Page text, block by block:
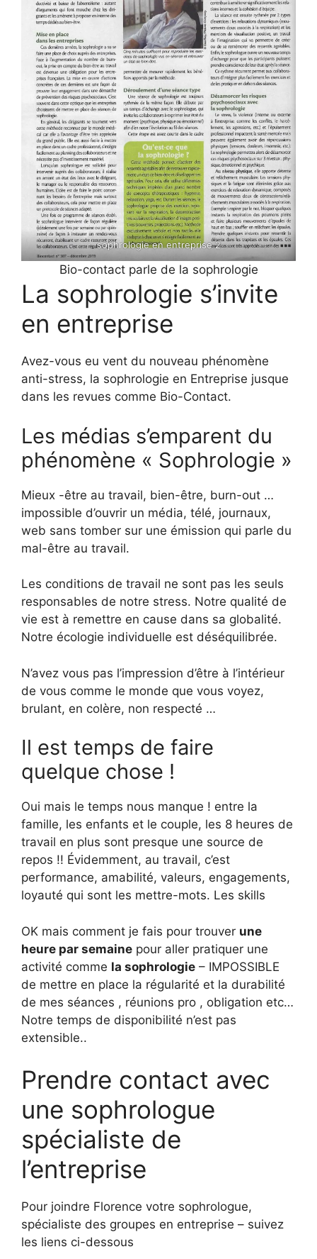
sophrologie en entreprise 2
Bio-contact parle de la sophrologie
La sophrologie s’invite
en entreprise
Avez-vous eu vent du nouveau phénomène
anti-stress, la sophrologie en Entreprise jusque
dans les revues comme Bio-Contact.
Les médias s’emparent du
phénomène « Sophrologie »
Mieux -être au travail, bien-être, burn-out …
impossible d’ouvrir un média, télé, journaux,
web sans tomber sur une émission qui parle du
mal-être au travail.
Les conditions de travail ne sont pas les seuls
responsables de notre stress. Notre qualité de
vie est à remettre en cause dans sa globalité.
Notre écologie individuelle est déséquilibrée.
N’avez vous pas l’impression d’être à l’intérieur
de vous comme le monde que vous voyez,
brulant, en colère, non respecté …
Il est temps de faire
quelque chose !
Oui mais le temps nous manque ! entre la
famille, les enfants et le couple, les 8 heures de
travail en plus sont presque une source de
repos !! Évidemment, au travail, c’est
performance, amabilité, valeurs, engagements,
loyauté qui sont les mettre-mots. Les skills
OK mais comment je fais pour trouver une
heure par semaine pour aller pratiquer une
activité comme la sophrologie – IMPOSSIBLE
de mettre en place la régularité et la durabilité
de mes séances , réunions pro , obligation etc…
Notre temps de disponibilité n’est pas
extensible..
Prendre contact avec
une sophrologue
spécialiste de
l’entreprise
Pour joindre Florence votre sophrologue,
spécialiste des groupes en entreprise – suivez
les liens ci-dessous